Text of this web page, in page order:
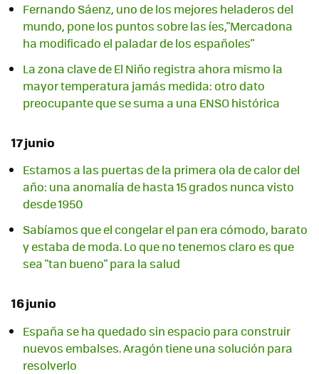
Fernando Sáenz, uno de los mejores heladeros del
mundo, pone los puntos sobre las íes,"Mercadona
ha modificado el paladar de los españoles"
La zona clave de El Niño registra ahora mismo la
mayor temperatura jamás medida: otro dato
preocupante que se suma a una ENSO histórica
17 junio
Estamos a las puertas de la primera ola de calor del
año: una anomalía de hasta 15 grados nunca visto
desde 1950
Sabíamos que el congelar el pan era cómodo, barato
y estaba de moda. Lo que no tenemos claro es que
sea "tan bueno" para la salud
16 junio
España se ha quedado sin espacio para construir
nuevos embalses. Aragón tiene una solución para
resolverlo